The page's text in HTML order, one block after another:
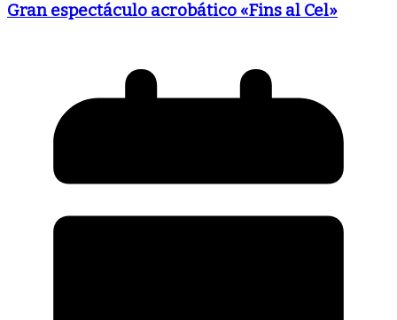
Gran espectáculo acrobático «Fins al Cel»